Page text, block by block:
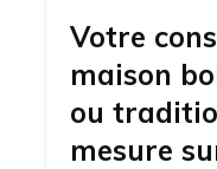
Votre
maison
ou
mesure